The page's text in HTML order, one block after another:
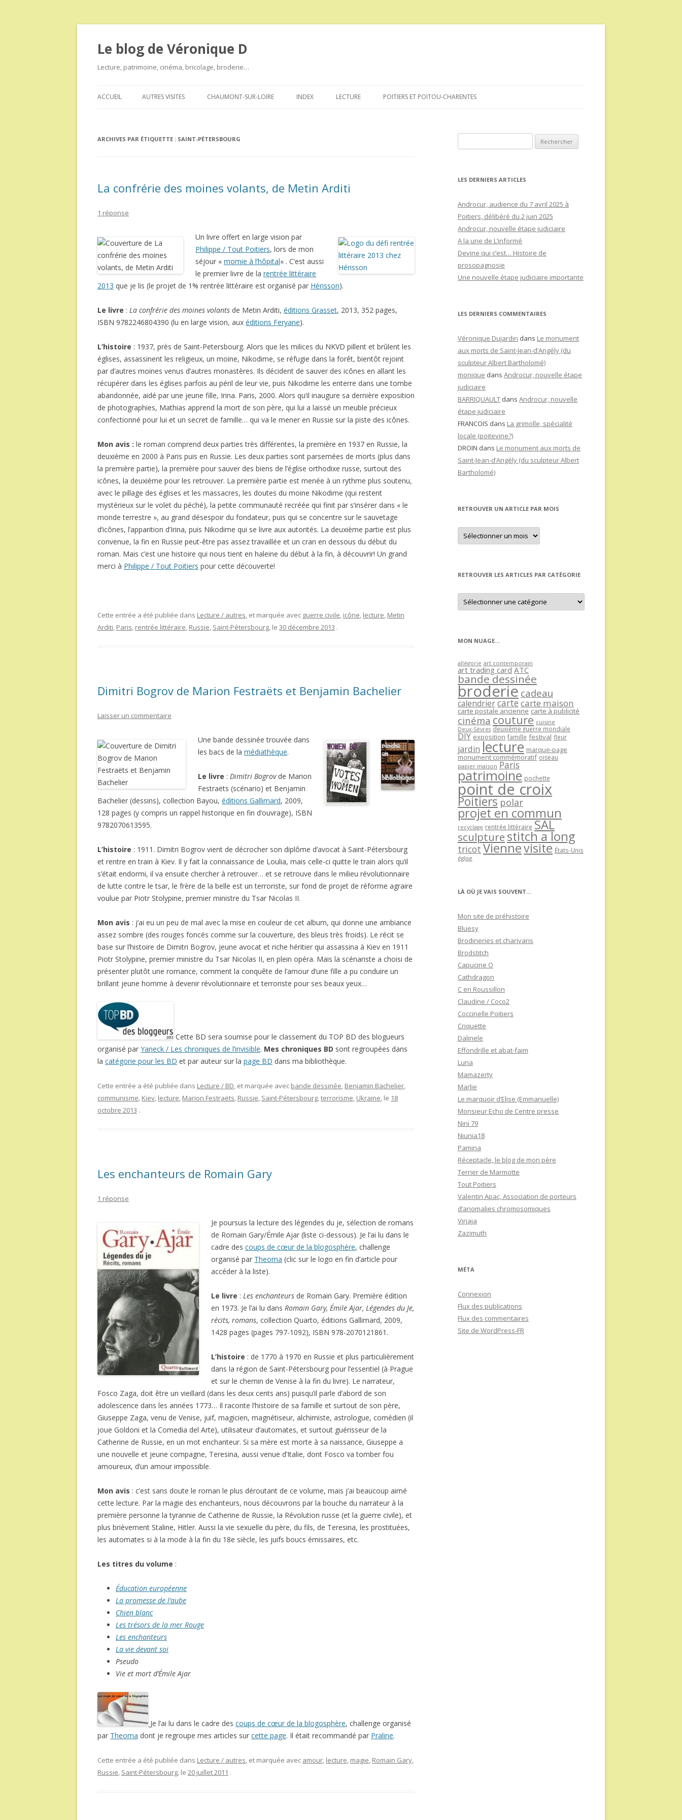
Le blog de Véronique D
Lecture, patrimoine, cinéma, bricolage, broderie…
au
ACCUEIL AUTRES VISITES CHAUMONT-SUR-LOIRE INDEX LECTURE POITIERS ET POITOU-CHARENTES
ARCHIVES PAR ÉTIQUETTE : SAINT-PÉTERSBOURG
La confrérie des moines volants, de Metin Arditi
1 réponse
Un livre offert en large vision par
Philippe / Tout Poitiers, lors de mon
séjour « momie à l’hôpital« . C’est aussi
le premier livre de la rentrée littéraire
2013 que je lis (le projet de 1% rentrée littéraire est organisé par Hérisson).
Le livre : La confrérie des moines volants de Metin Arditi, éditions Grasset, 2013, 352 pages,
ISBN 9782246804390 (lu en large vision, aux éditions Feryane).
L’histoire : 1937, près de Saint-Petersbourg. Alors que les milices du NKVD pillent et brûlent les
églises, assassinent les religieux, un moine, Nikodime, se réfugie dans la forêt, bientôt rejoint
par d’autres moines venus d’autres monastères. Ils décident de sauver des icônes en allant les
récupérer dans les églises parfois au péril de leur vie, puis Nikodime les enterre dans une tombe
abandonnée, aidé par une jeune fille, Irina. Paris, 2000. Alors qu’il inaugure sa dernière exposition
de photographies, Mathias apprend la mort de son père, qui lui a laissé un meuble précieux
confectionné pour lui et un secret de famille… qui va le mener en Russie sur la piste des icônes.
Mon avis : le roman comprend deux parties très différentes, la première en 1937 en Russie, la
deuxième en 2000 à Paris puis en Russie. Les deux parties sont parsemées de morts (plus dans
la première partie), la première pour sauver des biens de l’église orthodixe russe, surtout des
icônes, la deuxième pour les retrouver. La première partie est menée à un rythme plus soutenu,
avec le pillage des églises et les massacres, les doutes du moine Nikodime (qui restent
mystérieux sur le volet du péché), la petite communauté recréée qui finit par s’insérer dans « le
monde terrestre », au grand désespoir du fondateur, puis qui se concentre sur le sauvetage
d’icônes, l’apparition d’Irina, puis Nikodime qui se livre aux autorités. La deuxième partie est plus
convenue, la fin en Russie peut-être pas assez travaillée et un cran en dessous du début du
roman. Mais c’est une histoire qui nous tient en haleine du début à la fin, à découvrir! Un grand
merci à Philippe / Tout Poitiers pour cette découverte!
Cette entrée a été publiée dans Lecture / autres, et marquée avec guerre civile, icône, lecture, Metin
Arditi, Paris, rentrée littéraire, Russie, Saint-Pétersbourg, le 30 décembre 2013 .
Dimitri Bogrov de Marion Festraëts et Benjamin Bachelier
Laisser un commentaire
Une bande dessinée trouvée dans
les bacs de la médiathèque.
Le livre : Dimitri Bogrovde Marion
Festraëts (scénario) et Benjamin
Bachelier (dessins), collection Bayou, éditions Gallimard, 2009,
128 pages (y compris un rappel historique en fin d’ouvrage), ISBN
9782070613595.
L’histoire : 1911. Dimitri Bogrov vient de décrocher son diplôme d’avocat à Saint-Pétersbourg
et rentre en train à Kiev. Il y fait la connaissance de Loulia, mais celle-ci quitte le train alors qu’il
s’était endormi, il va ensuite chercher à retrouver… et se retrouve dans le milieu révolutionnaire
de lutte contre le tsar, le frère de la belle est un terroriste, sur fond de projet de réforme agraire
voulue par Piotr Stolypine, premier ministre du Tsar Nicolas II.
Mon avis : j’ai eu un peu de mal avec la mise en couleur de cet album, qui donne une ambiance
assez sombre (des rouges foncés comme sur la couverture, des bleus très froids). Le récit se
base sur l’histoire de Dimitri Bogrov, jeune avocat et riche héritier qui assassina à Kiev en 1911
Piotr Stolypine, premier ministre du Tsar Nicolas II, en plein opéra. Mais la scénariste a choisi de
présenter plutôt une romance, comment la conquête de l’amour d’une fille a pu conduire un
brillant jeune homme à devenir révolutionnaire et terroriste pour ses beaux yeux…
Cette BD sera soumise pour le classement du TOP BD des blogueurs
organisé par Yaneck / Les chroniques de l’invisible. Mes chroniques BD sont regroupées dans
la catégorie pour les BD et par auteur sur la page BD dans ma bibliothèque.
Cette entrée a été publiée dans Lecture / BD, et marquée avec bande dessinée, Benjamin Bachelier,
communisme, Kiev, lecture, Marion Festraëts, Russie, Saint-Pétersbourg,terrorisme, Ukraine, le 18
octobre 2013 .
Les enchanteurs de Romain Gary
1 réponse
Je poursuis la lecture des légendes du je, sélection de romans
de Romain Gary/Émile Ajar (liste ci-dessous). Je l’ai lu dans le
cadre des coups de cœur de la blogosphère, challenge
organisé par Theoma (clic sur le logo en fin d’article pour
accéder à la liste).
Le livre : Les enchanteurs de Romain Gary. Première édition
en 1973. Je l’ai lu dans Romain Gary, Émile Ajar, Légendes du Je,
récits, romans, collection Quarto, éditions Gallimard, 2009,
1428 pages (pages 797-1092), ISBN 978-2070121861.
L’histoire : de 1770 à 1970 en Russie et plus particulièrement
dans la région de Saint-Pétersbourg pour l’essentiel (à Prague
et sur le chemin de Venise à la fin du livre). Le narrateur,
Fosco Zaga, doit être un vieillard (dans les deux cents ans) puisqu’il parle d’abord de son
adolescence dans les années 1773… Il raconte l’histoire de sa famille et surtout de son père,
Giuseppe Zaga, venu de Venise, juif, magicien, magnétiseur, alchimiste, astrologue, comédien (il
joue Goldoni et la Comedia del Arte), utilisateur d’automates, et surtout guérisseur de la
Catherine de Russie, en un mot enchanteur. Si sa mère est morte à sa naissance, Giuseppe a
une nouvelle et jeune compagne, Teresina, aussi venue d’Italie, dont Fosco va tomber fou
amoureux, d’un amour impossible.
Mon avis : c’est sans doute le roman le plus déroutant de ce volume, mais j’ai beaucoup aimé
cette lecture. Par la magie des enchanteurs, nous découvrons par la bouche du narrateur à la
première personne la tyrannie de Catherine de Russie, la Révolution russe (et la guerre civile), et
plus brièvement Staline, Hitler. Aussi la vie sexuelle du père, du fils, de Teresina, les prostituées,
les automates si à la mode à la fin du 18e siècle, les juifs boucs émissaires, etc.
Les titres du volume :
Éducation européenne
La promesse de l’aube
Chien blanc
Les trésors de la mer Rouge
Les enchanteurs
La vie devant soi
Pseudo
Vie et mort d’Émile Ajar
Je l’ai lu dans le cadre des coups de cœur de la blogosphère, challenge organisé
par Theoma dont je regroupe mes articles sur cette page. Il était recommandé par Praline.
Cette entrée a été publiée dans Lecture / autres, et marquée avec amour, lecture, magie, Romain Gary,
Russie, Saint-Pétersbourg, le 20 juillet 2011 .
LES DERNIERS ARTICLES
Androcur, audience du 7 avril 2025 à
Poitiers, délibéré du 2 juin 2025
Androcur, nouvelle étape judiciaire
A la une de L’informé
Devine qui c’est… Histoire de
prosopagnosie
Une nouvelle étape judiciaire importante
LES DERNIERS COMMENTAIRES
Véronique Dujardin dans Le monument
aux morts de Saint-Jean-d’Angély (du
sculpteur Albert Bartholomé)
monique dans Androcur, nouvelle étape
judiciaire
BARRIQUAULT dans Androcur, nouvelle
étape judiciaire
FRANCOIS dans La grimolle, spécialité
locale (poitevine?)
DROIN dans Le monument aux morts de
Saint-Jean-d’Angély (du sculpteur Albert
Bartholomé)
RETROUVER UN ARTICLE PAR MOIS
Retrouver
un
article
RETROUVER LES ARTICLES PAR CATÉGORIE
Retrouver
les
articles
MON NUAGE…
allégorie art contemporain
art trading card ATC
bande dessinée
broderie cadeau
calendriercartecarte maison
carte postale ancienne carte à publicité
cinéma couture cuisine
Deux-Sèvres deuxième guerre mondiale
DIY exposition famille festival fleur
jardin lecture marque-page
monument commémoratif oiseau
papier maison Paris
patrimoine pochette
point de croix
Poitiers polar
projet en commun
recyclage rentrée littéraire SAL
sculpture stitch a long
tricot Viennevisite États-Unis
église
LÀ OÙ JE VAIS SOUVENT…
Mon site de préhistoire
Bluesy
Brodineries et charivaris
Brodstitch
Capucine O
Cathdragon
C en Roussillon
Claudine / Coco2
Coccinelle Poitiers
Criquette
Dalinele
Effondrille et abat-faim
Luna
Mamazerty
Marlie
Le marquoir d’Elise (Emmanuelle)
Monsieur Echo de Centre presse
Nini 79
Niunia18
Pamina
Réceptacle, le blog de mon père
Terrier de Marmotte
Tout Poitiers
Valentin Apac, Association de porteurs
d’anomalies chromosomiques
Virjaja
Zazimuth
MÉTA
Connexion
Flux des publications
Flux des commentaires
Site de WordPress-FR